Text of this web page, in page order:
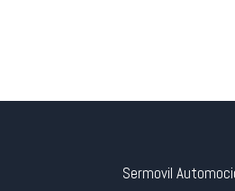
Sermovil